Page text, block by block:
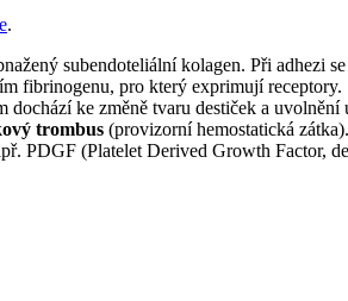
.
subendoteliální kolagen. Při adhezi
fibrinogenu, pro který exprimují receptory.
ke změně tvaru destiček a uvolnění
trombus (provizorní hemostatická
PDGF (Platelet Derived Growth Factor,